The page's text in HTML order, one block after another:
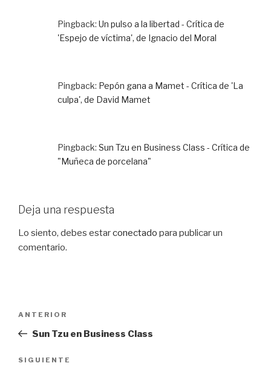
Pingback: Un pulso a la libertad - Crítica de
'Espejo de víctima', de Ignacio del Moral
Pingback: Pepón gana a Mamet - Crítica de 'La
culpa', de David Mamet
Pingback: Sun Tzu en Business Class - Crítica de
"Muñeca de porcelana"
Deja una respuesta
Lo siento, debes estarconectado para publicar un
comentario.
entradas
Entrada
anterior:
ANTERIOR
Sun Tzu en Business Class
Siguiente
SIGUIENTE